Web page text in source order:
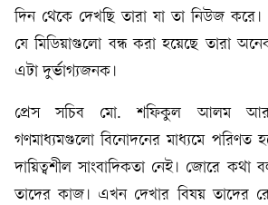
দিন থেকে দেখছি তারা যা তা নিউজ করে।
যে মিডিয়াগুলো বন্ধ করা হয়েছে তারা
এটা দুর্ভাগ্যজনক।
প্রেস সচিব মো. শফিকুল আলম
গণমাধ্যমগুলো বিনোদনের মাধ্যমে পরিণত
দায়িত্বশীল সাংবাদিকতা নেই। জোরে কথা
তাদের কাজ। এখন দেখার বিষয় তাদের